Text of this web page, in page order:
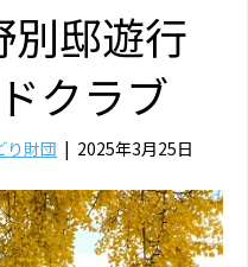
別邸遊行
クラブ
り財団 | 2025年3月25日